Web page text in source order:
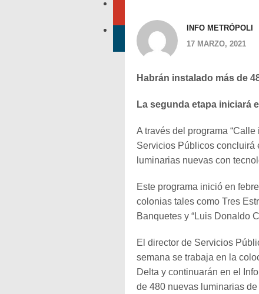
INFO METRÓPOLI
17 MARZO, 2021
Habrán instalado más de
La segunda etapa iniciará
A través del programa
Servicios Públicos concluirá
luminarias nuevas con
Este programa inició en
colonias tales como Tres
Banquetes y “Luis Donaldo
El director de Servicios
semana se trabaja en la
Delta y continuarán en el
de 480 nuevas luminarias